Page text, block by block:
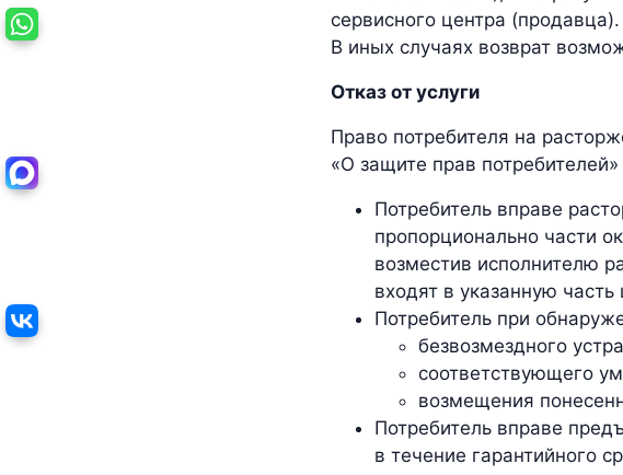
сервисного центра (продавца).
В иных случаях возврат
Отказ от услуги
Право потребителя на
«О защите прав потребителей»
Потребитель вправе
пропорционально части
возместив исполнителю
входят в указанную часть
Потребитель при
безвозмездного
соответствующего
возмещения
Потребитель вправе
в течение гарантийного